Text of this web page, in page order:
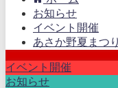
お知らせ
イベント開催
あさか野夏まつ
イベント開催
お知らせ